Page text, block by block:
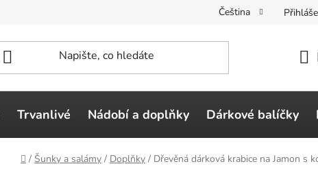
Čeština
Trvanlivé Nádobí a doplňky Dárkové balíčky
Domů
/ Šunky a salámy / Doplňky / Dřevěná dárková krabice na Jamon s